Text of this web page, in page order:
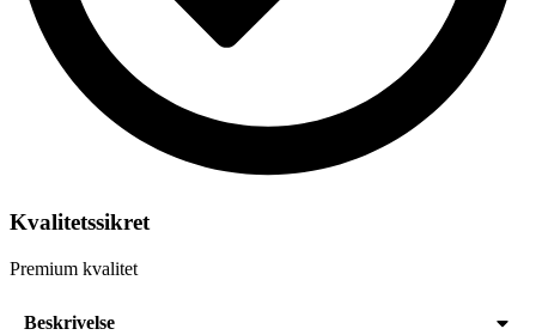
Kvalitetssikret
Premium kvalitet
Beskrivelse